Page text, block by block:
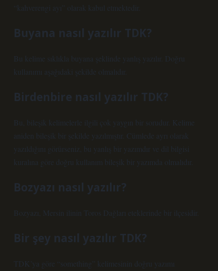
“kahverengi ayı” olarak kabul etmektedir.
Buyana nasıl yazılır TDK?
Bu kelime sıklıkla buyana şeklinde yanlış yazılır. Doğru
kullanımı aşağıdaki şekilde olmalıdır.
Birdenbire nasıl yazılır TDK?
Bu, bileşik kelimelerle ilgili çok yaygın bir sorudur. Kelime
aniden bileşik bir şekilde yazılmıştır. Cümlede ayrı olarak
yazıldığını görürseniz, bu yanlış bir yazımdır ve dil bilgisi
kuralına göre doğru kullanım bileşik bir yazımda olmalıdır.
Bozyazı nasıl yazılır?
Bozyazı, Mersin ilinin Toros Dağları eteklerinde bir ilçesidir.
Bir şey nasıl yazılır TDK?
TDK’ya göre “something” kelimesinin doğru yazımı